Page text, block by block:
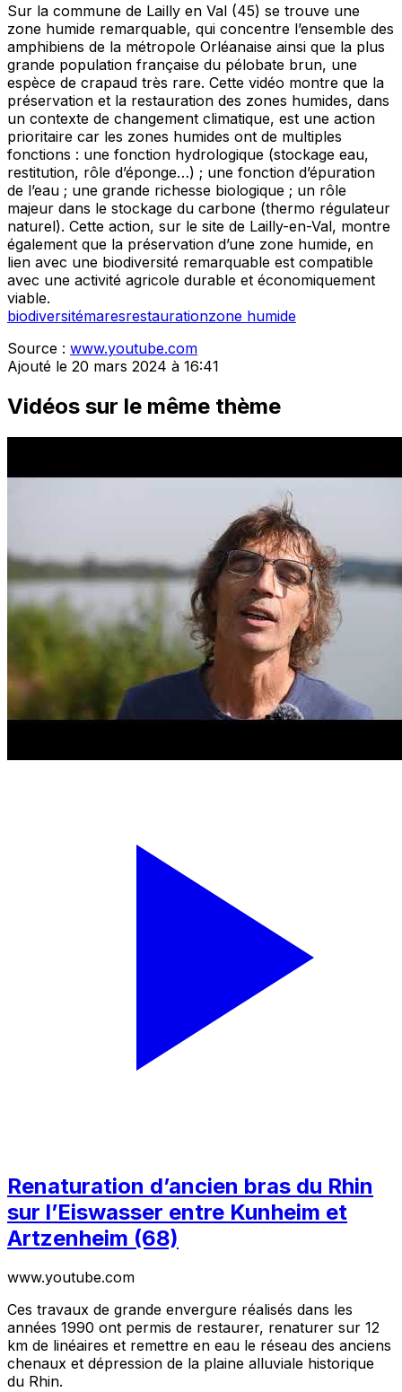
Sur la commune de Lailly en Val (45) se trouve une
zone humide remarquable, qui concentre l’ensemble des
amphibiens de la métropole Orléanaise ainsi que la plus
grande population française du pélobate brun, une
espèce de crapaud très rare. Cette vidéo montre que la
préservation et la restauration des zones humides, dans
un contexte de changement climatique, est une action
prioritaire car les zones humides ont de multiples
fonctions : une fonction hydrologique (stockage eau,
restitution, rôle d’éponge…) ; une fonction d’épuration
de l’eau ; une grande richesse biologique ; un rôle
majeur dans le stockage du carbone (thermo régulateur
naturel). Cette action, sur le site de Lailly-en-Val, montre
également que la préservation d’une zone humide, en
lien avec une biodiversité remarquable est compatible
avec une activité agricole durable et économiquement
viable.
biodiversitémaresrestaurationzone humide
Source : www.youtube.com
Ajouté le 20 mars 2024 à 16:41
Vidéos sur le même thème
Renaturation d’ancien bras du Rhin
sur l’Eiswasser entre Kunheim et
Artzenheim (68)
www.youtube.com
Ces travaux de grande envergure réalisés dans les
années 1990 ont permis de restaurer, renaturer sur 12
km de linéaires et remettre en eau le réseau des anciens
chenaux et dépression de la plaine alluviale historique
du Rhin.